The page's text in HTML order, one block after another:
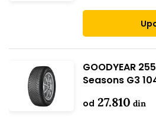
GOODYEAR
Seasons G3
od 27.810 din